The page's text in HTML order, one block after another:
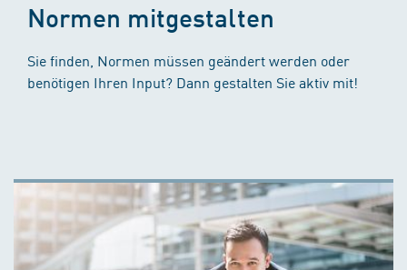
Normen mitgestalten
Sie finden, Normen müssen geändert werden oder
benötigen Ihren Input? Dann gestalten Sie aktiv mit!